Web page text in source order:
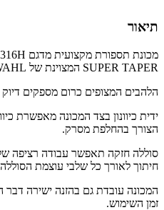
תיאור
SUPER TAPER המצוינת של WAHL בגרסה האלחוטית.
הלהבים המצופים כרום מספקים
הצורך בהחלפת מסרק.
חיתוך לאורך כל שלבי עוצמת
המכונה עובדת גם בהזנה ישירה
זמן השימוש.